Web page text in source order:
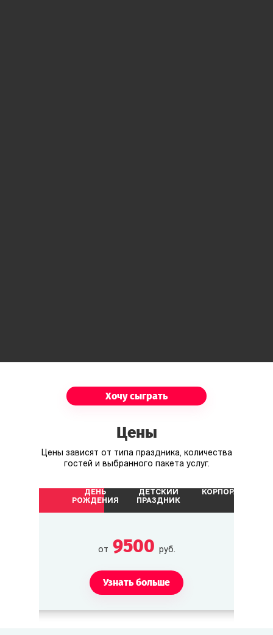
Хочу сыграть
Цены
Цены зависят от типа праздника, количества
гостей и выбранного пакета услуг.
ДЕНЬ
РОЖДЕНИЯ
ДЕТСКИЙ
ПРАЗДНИК
КОРПОРАТИВ
от 9500 руб.
Узнать больше